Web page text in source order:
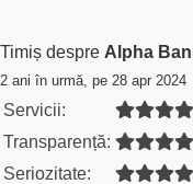
Timiș despre Alpha
2 ani în urmă, pe 28 apr 2024
Servicii:
Transparență:
Seriozitate: